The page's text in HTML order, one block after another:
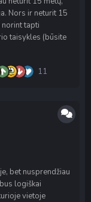
Nors ir neturit 15
norint tapti
taisykles (būsite
11
bet nusprendžiau
logiškai
vietoje